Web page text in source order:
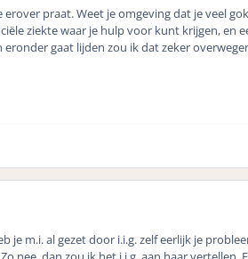
praat. Weet je omgeving dat je veel
ziekte waar je hulp voor kunt krijgen,
gaat lijden zou ik dat zeker
je m.i. al gezet door i.i.g. zelf eerlijk je